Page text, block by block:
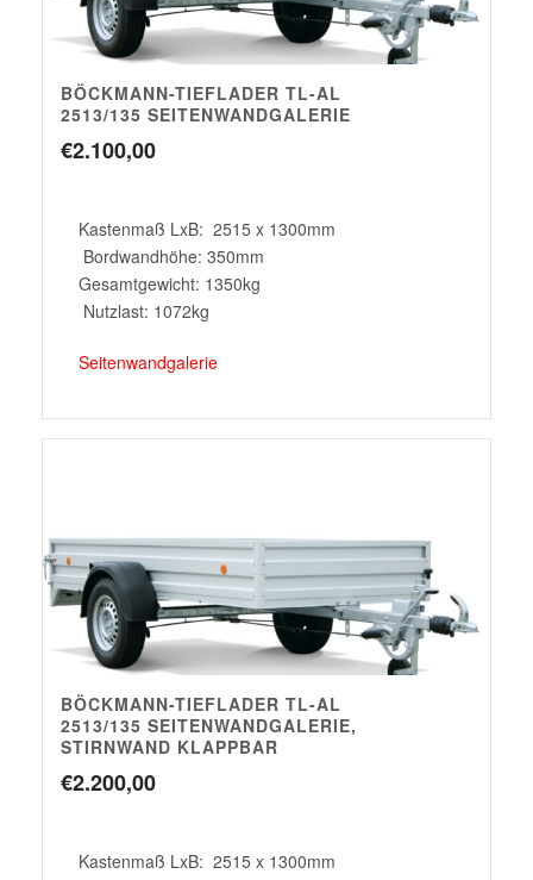
BÖCKMANN-TIEFLADER TL-AL
2513/135 SEITENWANDGALERIE
€2.100,00
Kastenmaß LxB: 2515 x 1300mm
Bordwandhöhe: 350mm
Gesamtgewicht: 1350kg
Nutzlast: 1072kg
Seitenwandgalerie
BÖCKMANN-TIEFLADER TL-AL
2513/135 SEITENWANDGALERIE,
STIRNWAND KLAPPBAR
€2.200,00
Kastenmaß LxB: 2515 x 1300mm